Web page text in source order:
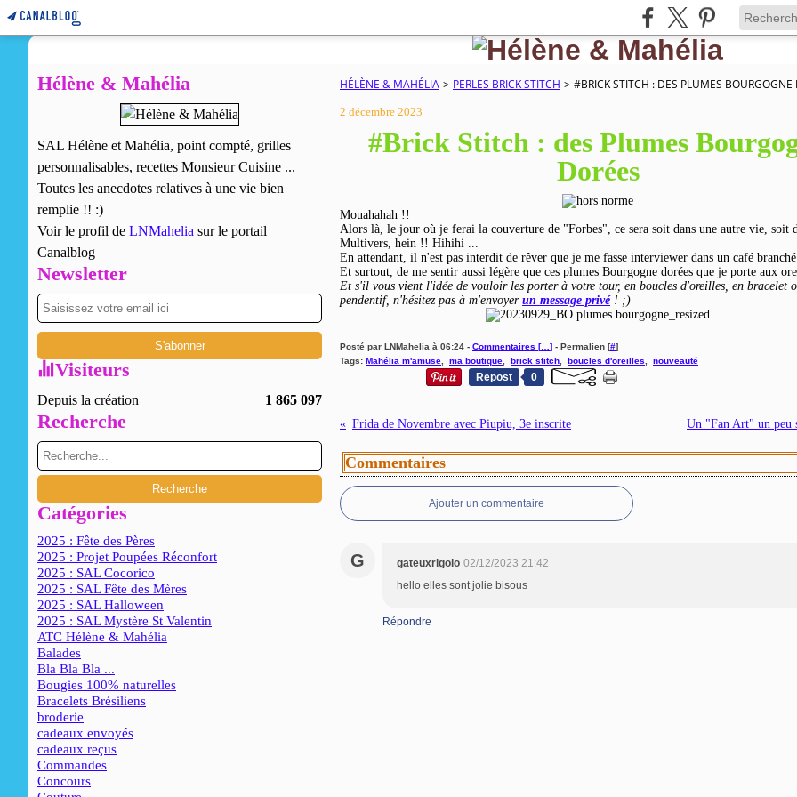
Hélène & Mahélia
SAL Hélène et Mahélia, point compté, grilles
personnalisables, recettes Monsieur Cuisine ...
Toutes les anecdotes relatives à une vie bien
remplie !! :)
Voir le profil de LNMahelia sur le portail
Canalblog
Newsletter
Visiteurs
Depuis la création 1 865 097
Recherche
Catégories
2025 : Fête des Pères
2025 : Projet Poupées Réconfort
2025 : SAL Cocorico
2025 : SAL Fête des Mères
2025 : SAL Halloween
2025 : SAL Mystère St Valentin
ATC Hélène & Mahélia
Balades
Bla Bla Bla ...
Bougies 100% naturelles
Bracelets Brésiliens
broderie
cadeaux envoyés
cadeaux reçus
Commandes
Concours
HÉLÈNE & MAHÉLIA > PERLES BRICK STITCH > #BRICK STITCH : DES PLUMES BOURGOGNE
2 décembre 2023
#Brick Stitch : des Plumes
Dorées
Mouahahah !!
Alors là, le jour où je ferai la couverture de "Forbes", ce sera soit dans une autre vie, soit
Multivers, hein !! Hihihi ...
En attendant, il n'est pas interdit de rêver que je me fasse interviewer dans un café
Et surtout, de me sentir aussi légère que ces plumes Bourgogne dorées que je porte aux
Et s'il vous vient l'idée de vouloir les porter à votre tour, en boucles d'oreilles, en bracelet
pendentif, n'hésitez pas à m'envoyer un message privé! ;)
Posté par LNMahelia à 06:24 - Commentaires [… ] - Permalien [#]
Tags: Mahélia m'amuse ma boutique brick stitch boucles d'oreilles nouveauté
Repost 0
Frida de Novembre avec Piupiu, 3e inscrite Un "Fan Art" un peu
Commentaires
Ajouter un commentaire
G gateuxrigolo 02/12/2023 21:42
hello elles sont jolie bisous
Répondre